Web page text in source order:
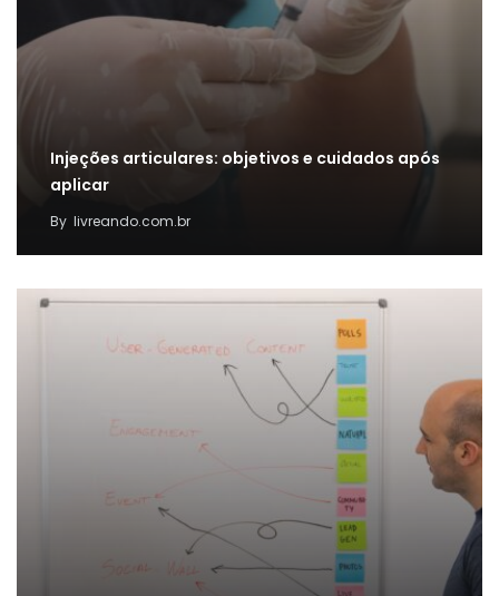
Injeções articulares: objetivos e cuidados após
aplicar
By livreando.com.br